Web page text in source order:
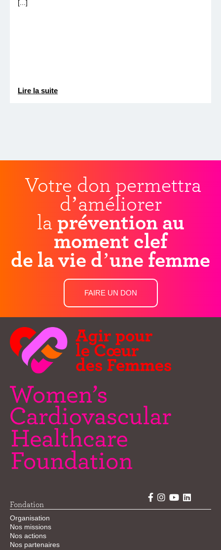
[...]
Lire la suite
Votre don permettra
d’améliorer
la prévention au
moment clef
de la vie d’une femme
FAIRE UN DON
Fondation
Organisation
Nos missions
Nos actions
Nos partenaires